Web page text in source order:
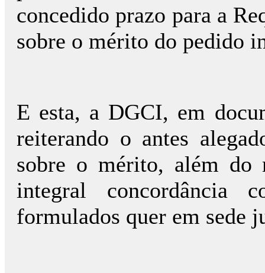
concedido prazo para a
sobre o mérito do pedido
E esta, a DGCI, em
reiterando o antes
sobre o mérito, além do
integral concordância
formulados quer em sede